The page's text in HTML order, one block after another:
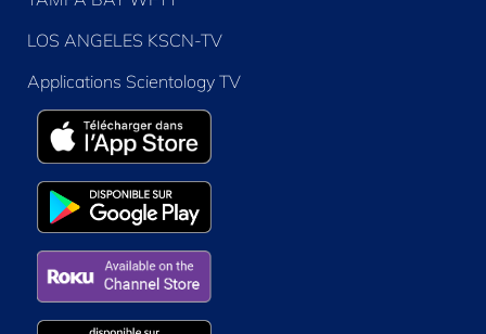
LOS ANGELES KSCN-TV
Applications Scientology TV